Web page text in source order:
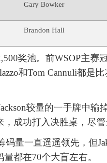
Gary Bowker
Brandon Hall
奖池。前WSOP主赛
和Tom Cannuli都
较量的一手牌中
成功打入决胜桌，尽管
码量一直遥遥领先，但
都在70个大盲左右。